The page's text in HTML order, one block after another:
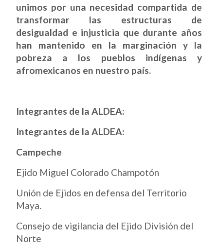
unimos por una necesidad compartida de
transformar las estructuras de
desigualdad e injusticia que durante años
han mantenido en la marginación y la
pobreza a los pueblos indígenas y
afromexicanos en nuestro país.
Integrantes de la ALDEA:
Integrantes de la ALDEA:
Campeche
Ejido Miguel Colorado Champotón
Unión de Ejidos en defensa del Territorio
Maya.
Consejo de vigilancia del Ejido División del
Norte